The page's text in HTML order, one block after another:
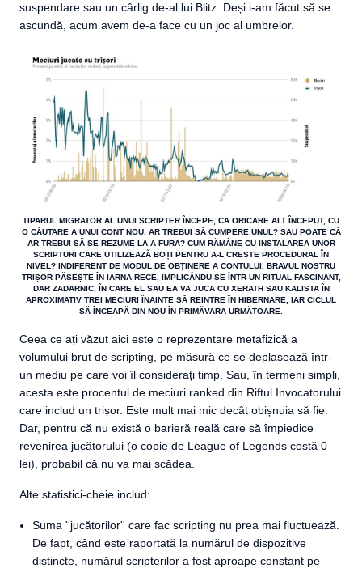
suspendare sau un cârlig de-al lui Blitz. Deși i-am făcut să se
ascundă, acum avem de-a face cu un joc al umbrelor.
TIPARUL MIGRATOR AL UNUI SCRIPTER ÎNCEPE, CA ORICARE ALT ÎNCEPUT, CU
O CĂUTARE A UNUI CONT NOU. AR TREBUI SĂ CUMPERE UNUL? SAU POATE CĂ
AR TREBUI SĂ SE REZUME LA A FURA? CUM RĂMÂNE CU INSTALAREA UNOR
SCRIPTURI CARE UTILIZEAZĂ BOȚI PENTRU A-L CREȘTE PROCEDURAL ÎN
NIVEL? INDIFERENT DE MODUL DE OBȚINERE A CONTULUI, BRAVUL NOSTRU
TRIȘOR PĂȘEȘTE ÎN IARNA RECE, IMPLICÂNDU-SE ÎNTR-UN RITUAL FASCINANT,
DAR ZADARNIC, ÎN CARE EL SAU EA VA JUCA CU XERATH SAU KALISTA ÎN
APROXIMATIV TREI MECIURI ÎNAINTE SĂ REINTRE ÎN HIBERNARE, IAR CICLUL
SĂ ÎNCEAPĂ DIN NOU ÎN PRIMĂVARA URMĂTOARE.
Ceea ce ați văzut aici este o reprezentare metafizică a
volumului brut de scripting, pe măsură ce se deplasează într-
un mediu pe care voi îl considerați timp. Sau, în termeni simpli,
acesta este procentul de meciuri ranked din Riftul Invocatorului
care includ un trișor. Este mult mai mic decât obișnuia să fie.
Dar, pentru că nu există o barieră reală care să împiedice
revenirea jucătorului (o copie de League of Legends costă 0
lei), probabil că nu va mai scădea.
Alte statistici-cheie includ:
Suma ''jucătorilor'' care fac scripting nu prea mai fluctuează.
De fapt, când este raportată la numărul de dispozitive
distincte, numărul scripterilor a fost aproape constant pe